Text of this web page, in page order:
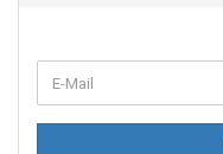
ZUR
E-
Mail